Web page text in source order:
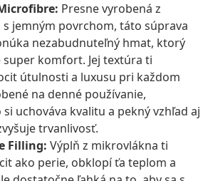
Presne vyrobená z
jemným povrchom, táto súprava
nezabudnuteľný hmat, ktorý
super komfort. Jej textúra ti
útulnosti a luxusu pri každom
na denné používanie,
uchováva kvalitu a pekný vzhľad aj
trvanlivosť.
Filling: Výplň z mikrovlákna ti
ako perie, obklopí ťa teplom a